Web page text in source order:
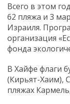
Всего в этом
62 пляжа и 3
Израиля.
организация
фонда
В Хайфе флаги
(Кирьят-Хаим),
пляжах